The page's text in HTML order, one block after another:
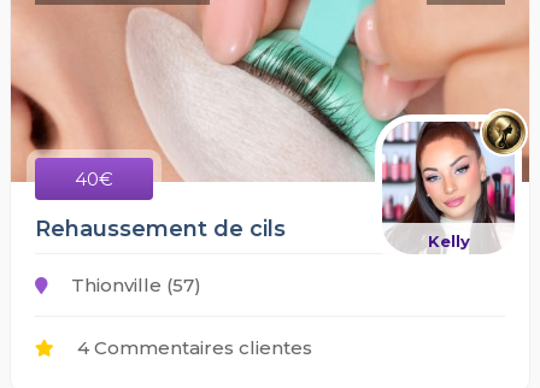
40€
Kelly
Rehaussement de cils
Thionville (57)
4 Commentaires clientes